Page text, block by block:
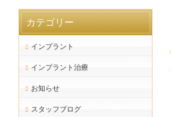
カテゴリー
インプラント
インプラント治療
お知らせ
スタッフブログ